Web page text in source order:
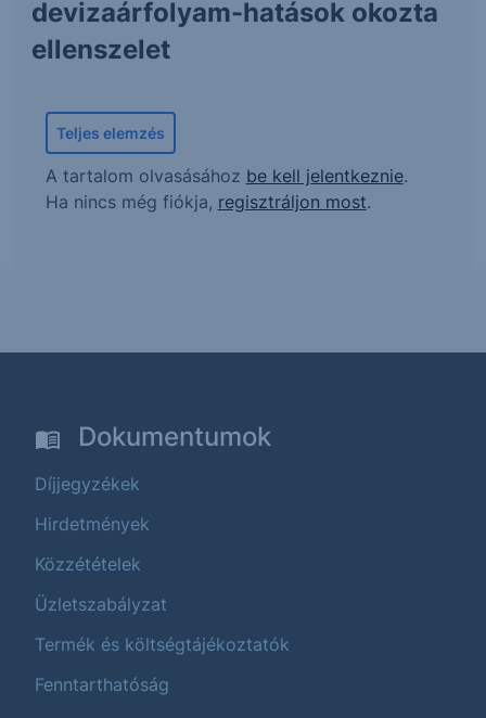
devizaárfolyam-hatások okozta
ellenszelet
Teljes elemzés
A tartalom olvasásához be kell jelentkeznie.
Ha nincs még fiókja, regisztráljon most.
Dokumentumok
Díjjegyzékek
Hirdetmények
Közzétételek
Üzletszabályzat
Termék és költségtájékoztatók
Fenntarthatóság